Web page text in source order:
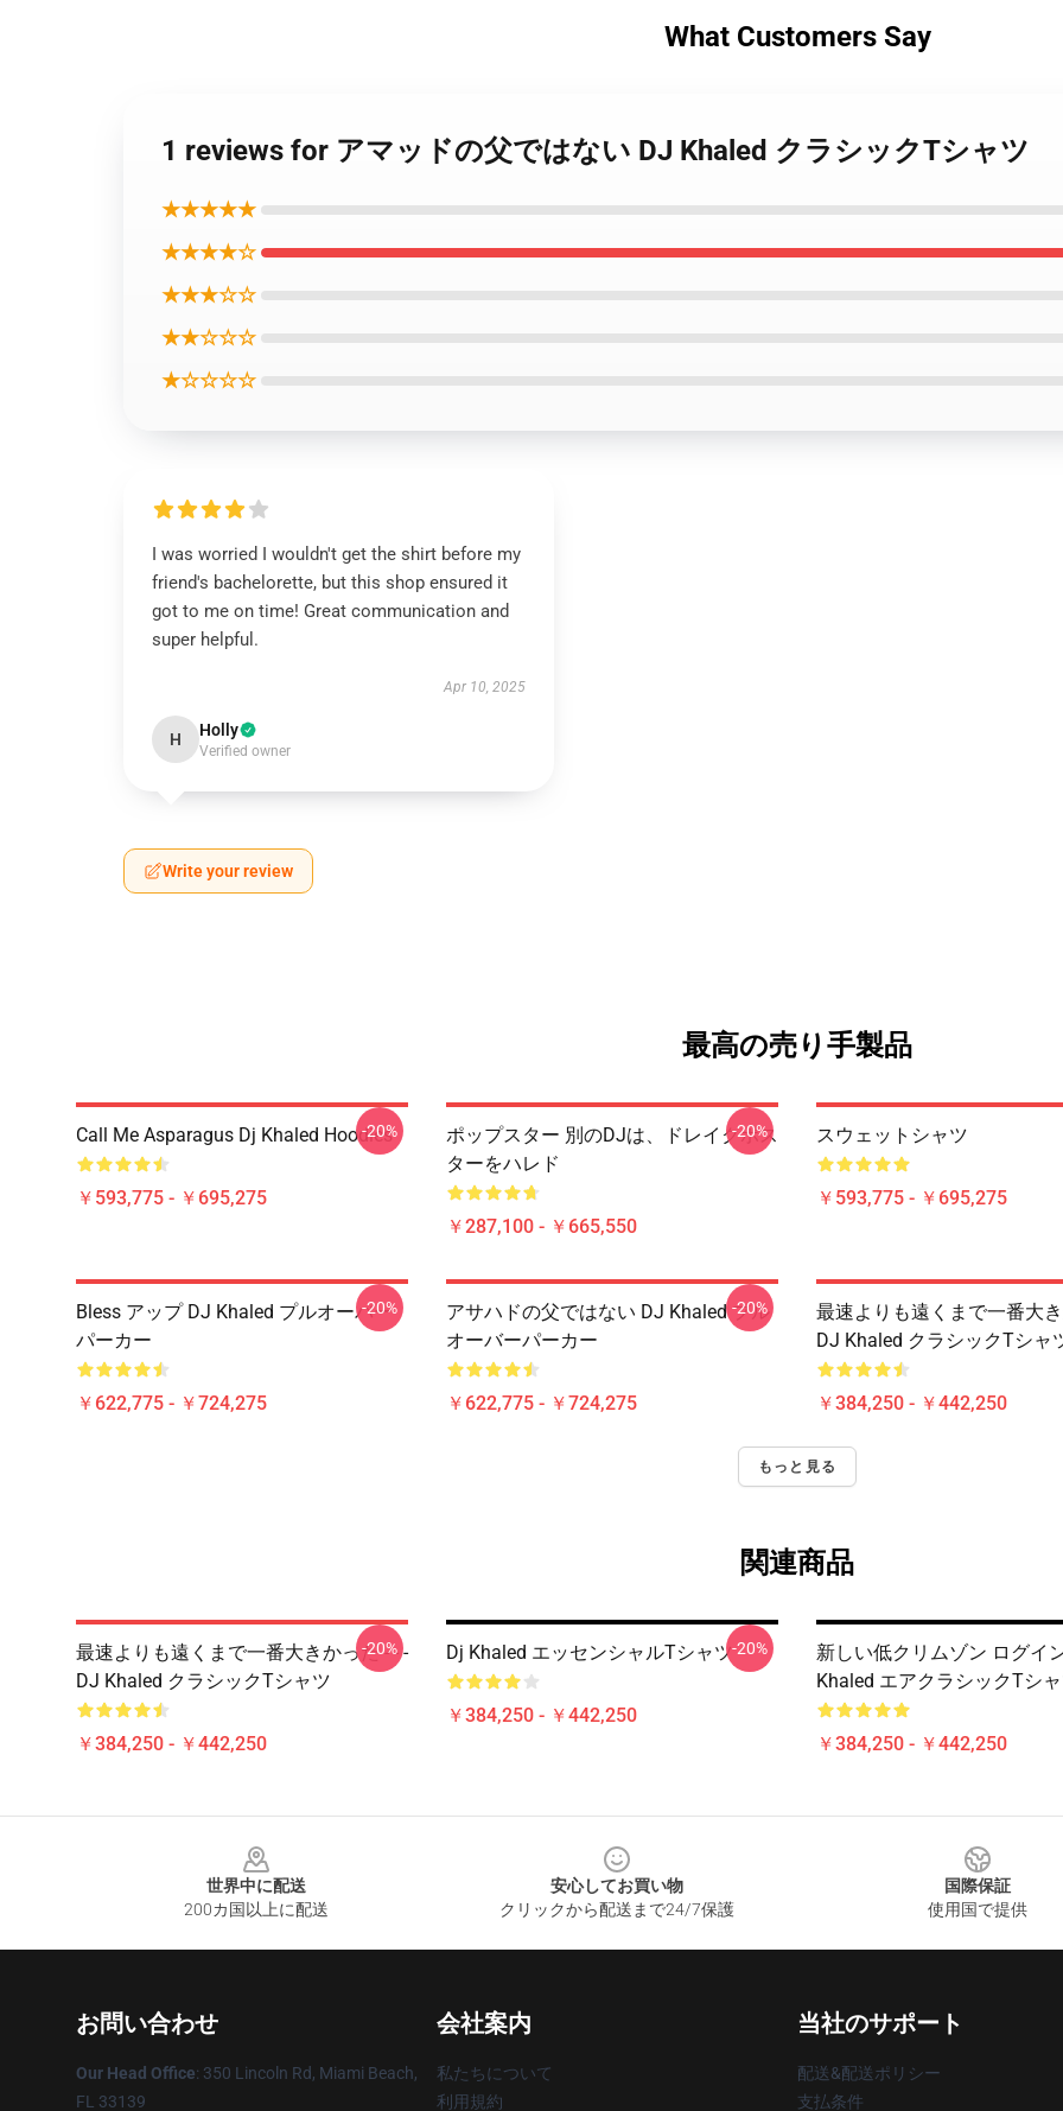
What Customers Say
1 reviews for アマッドの父ではない DJ Khaled クラシックTシャツ
★★★★★
★★★★☆
★★★☆☆
★★☆☆☆
★☆☆☆☆
I was worried I wouldn't get the shirt before my
friend's bachelorette, but this shop ensured it
got to me on time! Great communication and
super helpful.
Apr 10, 2025
H Holly
Verified owner
Write your review
最高の売り手製品
Call Me Asparagus Dj Khaled Hoodies
￥593,775 - ￥695,275
-20%
ポップスター 別のDJは、ドレイクポス
ターをハレド
￥287,100 - ￥665,550
-20% スウェットシャツ
￥593,775 - ￥695,275
Bless アップ DJ Khaled プルオーバー
パーカー
￥622,775 - ￥724,275
-20%
アサハドの父ではない DJ Khaled プル
オーバーパーカー
￥622,775 - ￥724,275
-20%
最速よりも遠くまで一番大
DJ Khaled クラシックTシャ
￥384,250 - ￥442,250
もっと見る
関連商品
最速よりも遠くまで一番大きかった - - -
DJ Khaled クラシックTシャツ
￥384,250 - ￥442,250
-20% Dj Khaled エッセンシャルTシャツ
￥384,250 - ￥442,250
-20%
新しい低クリムゾン ログイ
Khaled エアクラシックTシ
￥384,250 - ￥442,250
世界中に配送
200カ国以上に配送
安心してお買い物
クリックから配送まで24/7保護
国際保証
使用国で提供
お問い合わせ
Our Head Office: 350 Lincoln Rd, Miami Beach,
FL 33139
会社案内
私たちについて
利用規約
当社のサポート
配送&配送ポリシー
支払条件